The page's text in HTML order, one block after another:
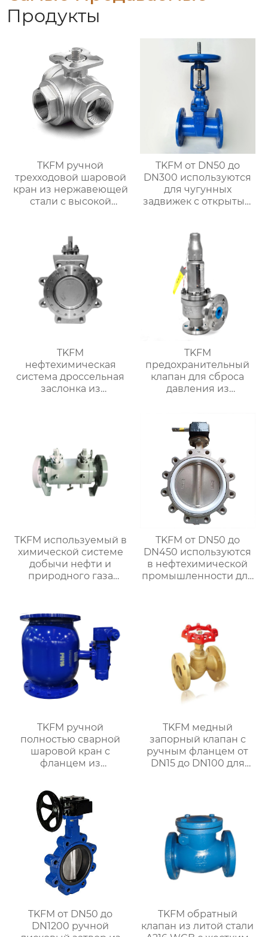
Продукты
TKFM ручной
трехходовой шаровой
кран из нержавеющей
стали с высокой
нефтехимических
систем
TKFM от DN50 до
DN300 используются
для чугунных
задвижек с открытым
уплотнением для
систем водяного
отопления
TKFM
нефтехимическая
система дроссельная
заслонка из
TKFM
предохранительный
клапан для сброса
давления из
системы
TKFM используемый в
химической системе
добычи нефти и
природного газа
двухшариковый
шаровой кран из
кованой стали
TKFM от DN50 до
DN450 используются
в нефтехимической
промышленности для
фтористой
футеровкой ptfe CF8M
с турбинным
наконечником
TKFM ручной
полностью сварной
шаровой кран с
фланцем из
отопления
TKFM медный
запорный клапан с
ручным фланцем от
DN15 до DN100 для
TKFM от DN50 до
DN1200 ручной
TKFM обратный
клапан из литой стали